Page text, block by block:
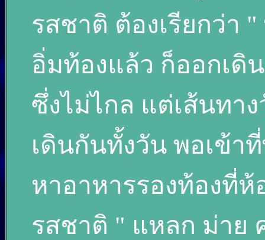
รสชาติ ต้องเรียกว่า
อิ่มท้องแล้ว ก็ออกเดิ
ซึ่งไม่ไกล แต่เส้นทา
เดินกันทั้งวัน พอเข้า
หาอาหารรองท้องที่ห้
รสชาติ " แหลก ม่าย